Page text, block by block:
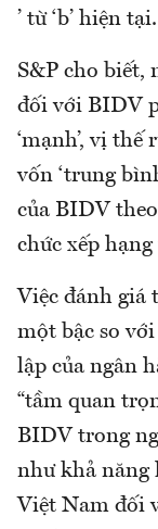
’ từ ‘b’ hiện tại.
S&P cho biết,
đối với BIDV
‘mạnh’, vị
vốn ‘trung
của BIDV
chức xếp
Việc đánh giá
một bậc so
lập của ngân
“tầm quan
BIDV trong
như khả năng
Việt Nam đối